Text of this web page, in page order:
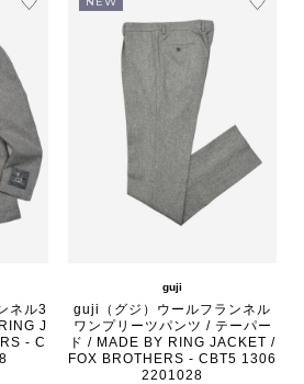
ネル3
J
- C
guji
guji（グジ）ウールフランネル
ワンプリーツパンツ / テーパー
ド / MADE BY RING JACKET /
FOX BROTHERS - CBT5 1306
2201028